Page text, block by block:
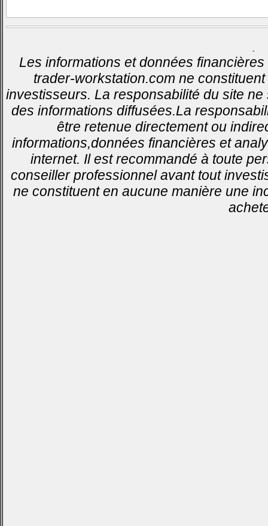
-
Les informations et données
trader-workstation.com ne
investisseurs. La responsabilité du site
des informations diffusées.La
être retenue directement ou
informations,données financières et
internet. Il est recommandé à toute
conseiller professionnel avant tout
ne constituent en aucune manière une